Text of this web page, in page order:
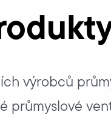
výrobců
průmyslové